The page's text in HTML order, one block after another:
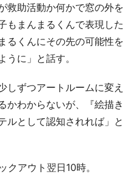
救助活動か何かで窓の外を
もまんまるくんで表現した
るくんにその先の可能性を
に」と話す。
ずつアートルームに変え
かわからないが、『絵描き
ルとして認知されれば」と
アウト翌日10時。